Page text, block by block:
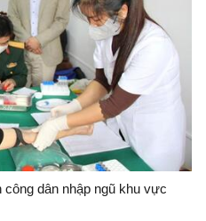
dân nhập ngũ khu vực